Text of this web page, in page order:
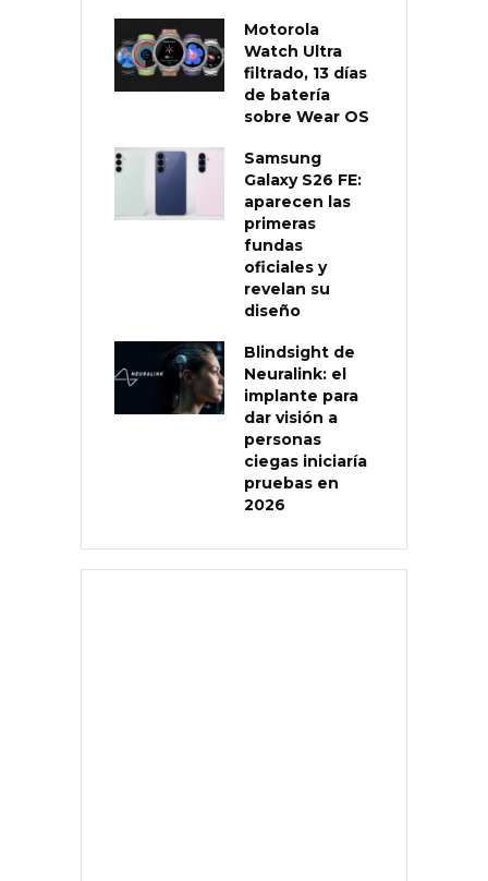
Motorola
Watch Ultra
filtrado, 13 días
de batería
sobre Wear OS
Samsung
Galaxy S26 FE:
aparecen las
primeras
fundas
oficiales y
revelan su
diseño
Blindsight de
Neuralink: el
implante para
dar visión a
personas
ciegas iniciaría
pruebas en
2026